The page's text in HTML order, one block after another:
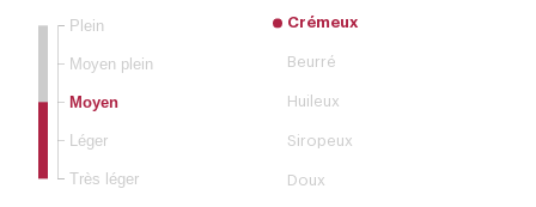
Très léger
Léger
Moyen
Moyen plein
Plein Crémeux
Beurré
Huileux
Siropeux
Doux